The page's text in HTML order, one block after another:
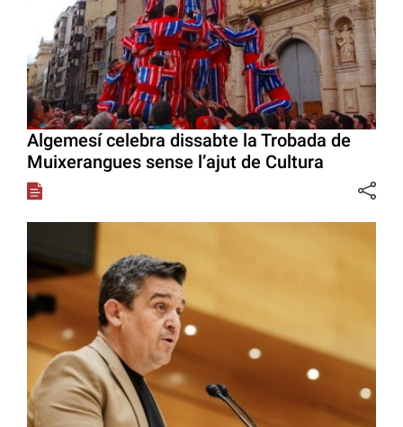
Algemesí celebra dissabte la Trobada de
Muixerangues sense l’ajut de Cultura